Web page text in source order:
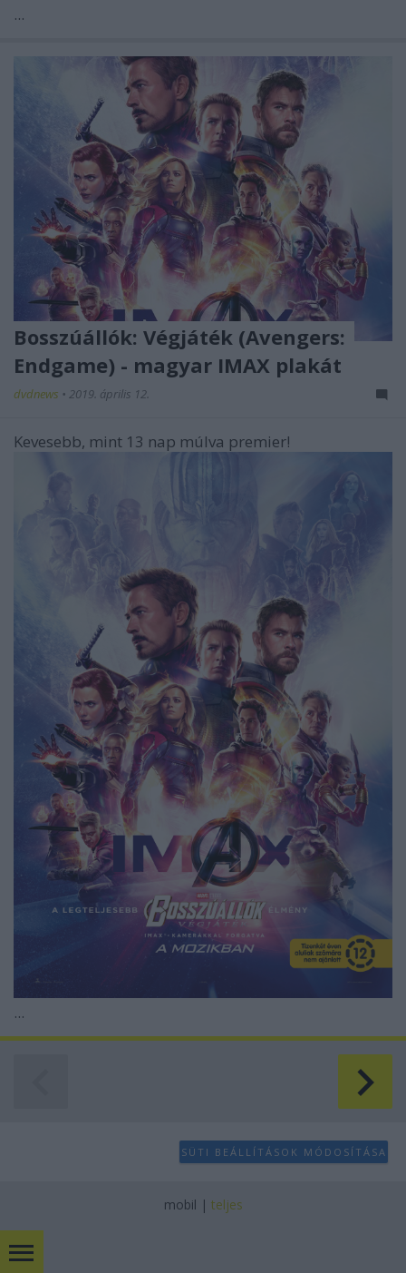
...
Bosszúállók: Végjáték (Avengers:
Endgame) - magyar IMAX plakát
dvdnews • 2019. április 12.
Kevesebb, mint 13 nap múlva premier!
...
SÜTI BEÁLLÍTÁSOK MÓDOSÍTÁSA
mobil | teljes